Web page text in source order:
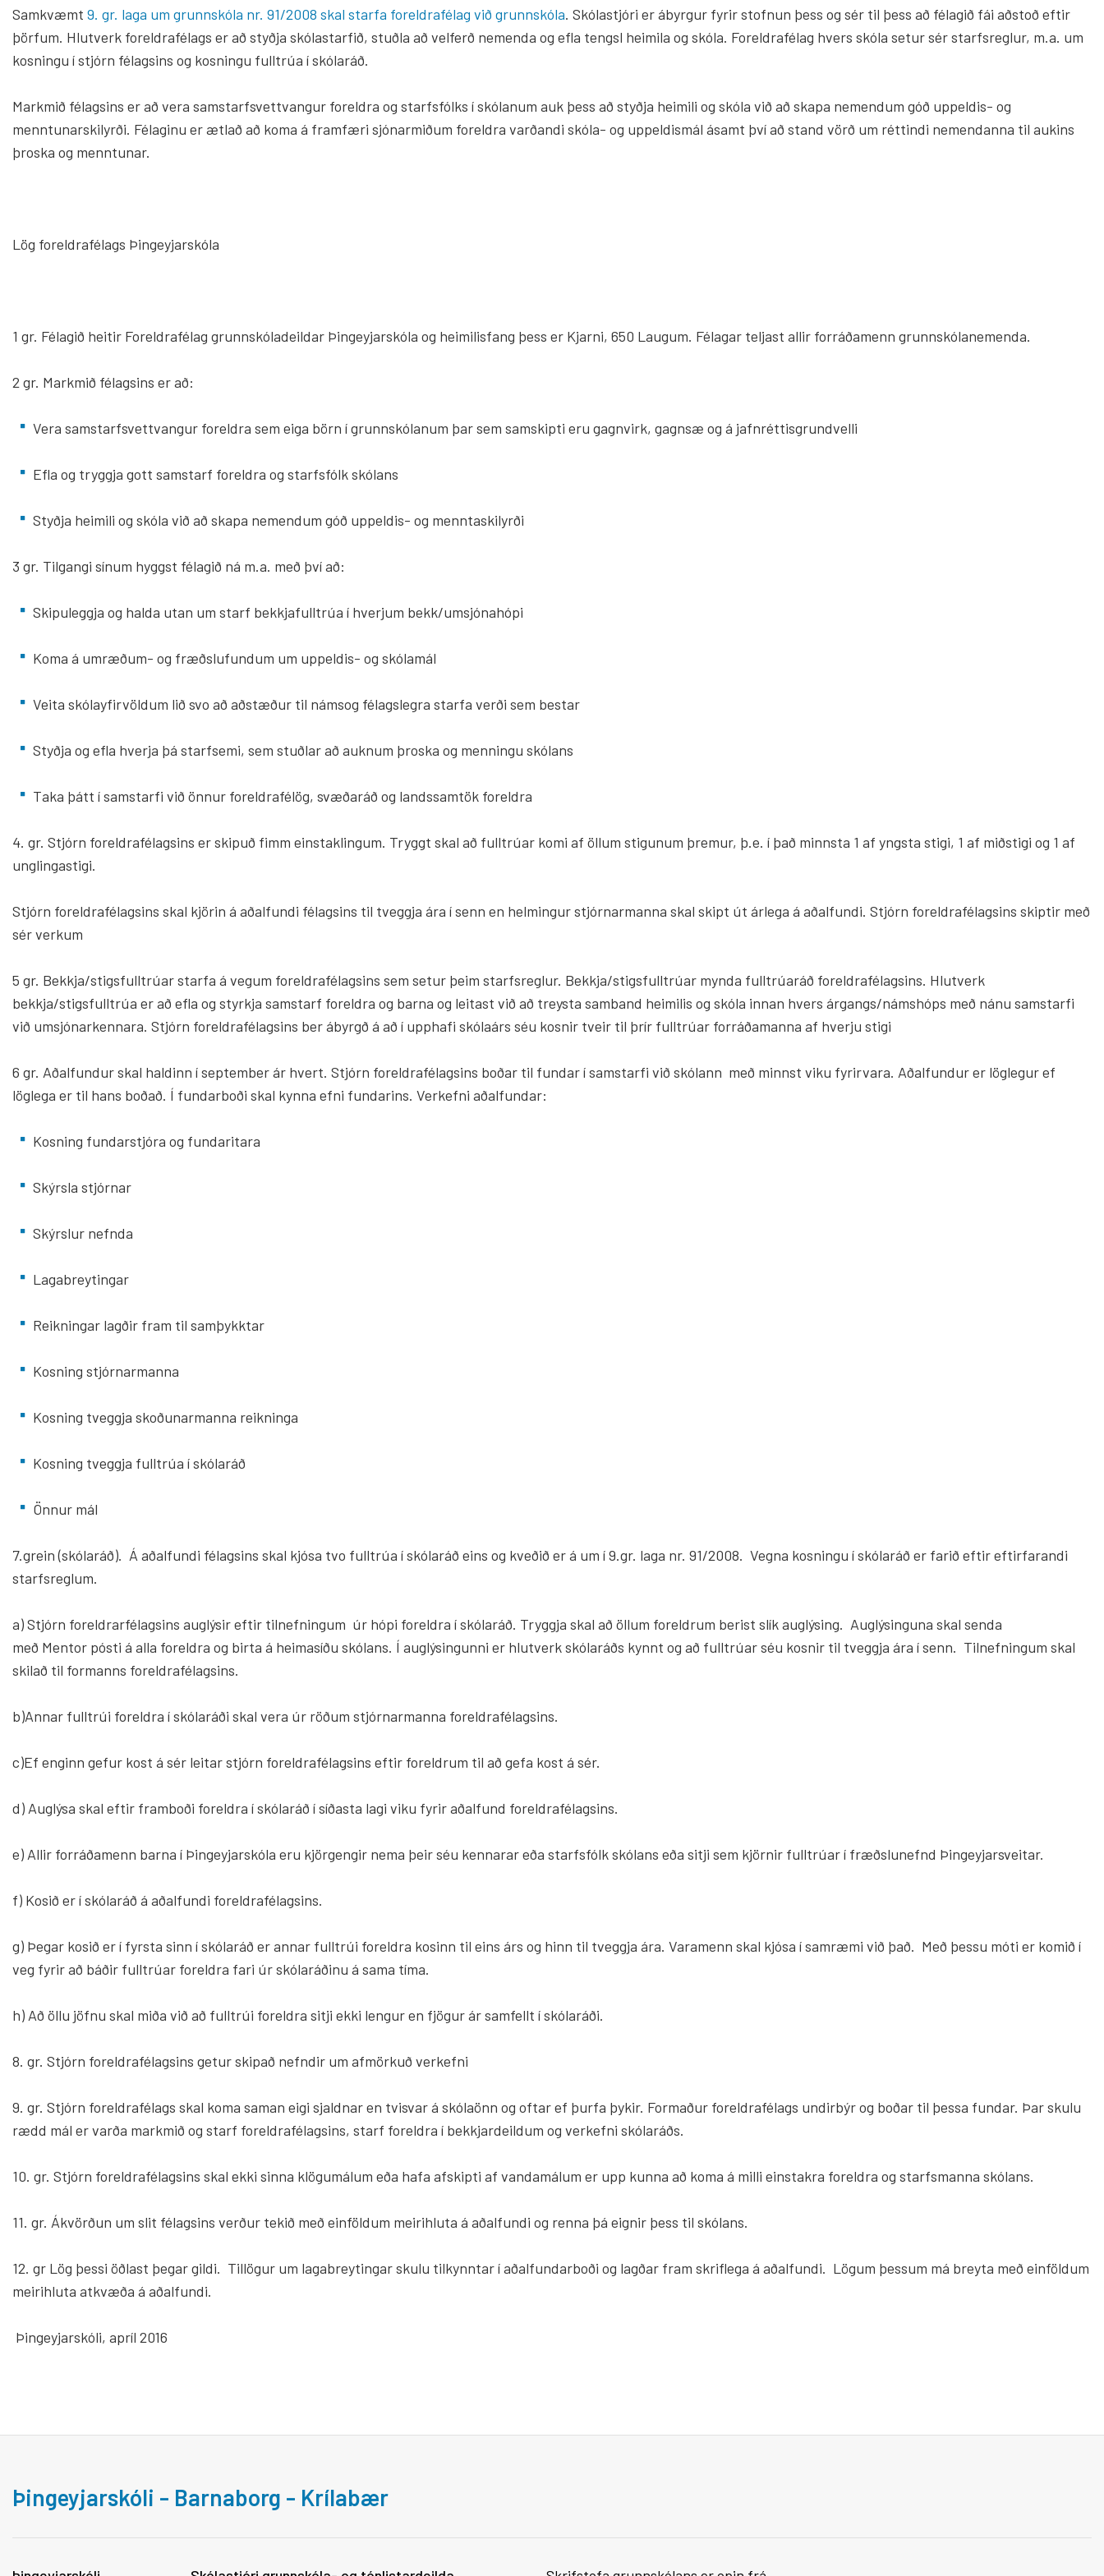
Innra og ytra mat
Foreldrafélag
Byrjendalæsi
Þróunarverkefni og samstarf
Starfslýsingar
Skólaráð
Krílabær
Barnaborg
Tónlistardeild
Samkvæmt 9. gr. laga um grunnskóla nr. 91/2008 skal starfa foreldrafélag við grunnskóla. Skólastjóri er ábyrgur fyrir stofnun þess og sér til þess að félagið fái aðstoð eftir
þörfum. Hlutverk foreldrafélags er að styðja skólastarfið, stuðla að velferð nemenda og efla tengsl heimila og skóla. Foreldrafélag hvers skóla setur sér starfsreglur, m.a. um
kosningu í stjórn félagsins og kosningu fulltrúa í skólaráð.
Markmið félagsins er að vera samstarfsvettvangur foreldra og starfsfólks í skólanum auk þess að styðja heimili og skóla við að skapa nemendum góð uppeldis- og
menntunarskilyrði. Félaginu er ætlað að koma á framfæri sjónarmiðum foreldra varðandi skóla- og uppeldismál ásamt því að stand vörð um réttindi nemendanna til aukins
þroska og menntunar.
Lög foreldrafélags Þingeyjarskóla
1 gr. Félagið heitir Foreldrafélag grunnskóladeildar Þingeyjarskóla og heimilisfang þess er Kjarni, 650 Laugum. Félagar teljast allir forráðamenn grunnskólanemenda.
2 gr. Markmið félagsins er að:
Vera samstarfsvettvangur foreldra sem eiga börn í grunnskólanum þar sem samskipti eru gagnvirk, gagnsæ og á jafnréttisgrundvelli
Efla og tryggja gott samstarf foreldra og starfsfólk skólans
Styðja heimili og skóla við að skapa nemendum góð uppeldis- og menntaskilyrði
3 gr. Tilgangi sínum hyggst félagið ná m.a. með því að:
Skipuleggja og halda utan um starf bekkjafulltrúa í hverjum bekk/umsjónahópi
Koma á umræðum- og fræðslufundum um uppeldis- og skólamál
Veita skólayfirvöldum lið svo að aðstæður til námsog félagslegra starfa verði sem bestar
Styðja og efla hverja þá starfsemi, sem stuðlar að auknum þroska og menningu skólans
Taka þátt í samstarfi við önnur foreldrafélög, svæðaráð og landssamtök foreldra
4. gr. Stjórn foreldrafélagsins er skipuð fimm einstaklingum. Tryggt skal að fulltrúar komi af öllum stigunum þremur, þ.e. í það minnsta 1 af yngsta stigi, 1 af miðstigi og 1 af
unglingastigi.
Stjórn foreldrafélagsins skal kjörin á aðalfundi félagsins til tveggja ára í senn en helmingur stjórnarmanna skal skipt út árlega á aðalfundi. Stjórn foreldrafélagsins skiptir með
sér verkum
5 gr. Bekkja/stigsfulltrúar starfa á vegum foreldrafélagsins sem setur þeim starfsreglur. Bekkja/stigsfulltrúar mynda fulltrúaráð foreldrafélagsins. Hlutverk
bekkja/stigsfulltrúa er að efla og styrkja samstarf foreldra og barna og leitast við að treysta samband heimilis og skóla innan hvers árgangs/námshóps með nánu samstarfi
við umsjónarkennara. Stjórn foreldrafélagsins ber ábyrgð á að í upphafi skólaárs séu kosnir tveir til þrír fulltrúar forráðamanna af hverju stigi
6 gr. Aðalfundur skal haldinn í september ár hvert. Stjórn foreldrafélagsins boðar til fundar í samstarfi við skólann með minnst viku fyrirvara. Aðalfundur er löglegur ef
löglega er til hans boðað. Í fundarboði skal kynna efni fundarins. Verkefni aðalfundar:
Kosning fundarstjóra og fundaritara
Skýrsla stjórnar
Skýrslur nefnda
Lagabreytingar
Reikningar lagðir fram til samþykktar
Kosning stjórnarmanna
Kosning tveggja skoðunarmanna reikninga
Kosning tveggja fulltrúa í skólaráð
Önnur mál
7.grein (skólaráð). Á aðalfundi félagsins skal kjósa tvo fulltrúa í skólaráð eins og kveðið er á um í 9.gr. laga nr. 91/2008. Vegna kosningu í skólaráð er farið eftir eftirfarandi
starfsreglum.
a) Stjórn foreldrarfélagsins auglýsir eftir tilnefningum úr hópi foreldra í skólaráð. Tryggja skal að öllum foreldrum berist slík auglýsing. Auglýsinguna skal senda
með Mentor pósti á alla foreldra og birta á heimasíðu skólans. Í auglýsingunni er hlutverk skólaráðs kynnt og að fulltrúar séu kosnir til tveggja ára í senn. Tilnefningum skal
skilað til formanns foreldrafélagsins.
b)Annar fulltrúi foreldra í skólaráði skal vera úr röðum stjórnarmanna foreldrafélagsins.
c)Ef enginn gefur kost á sér leitar stjórn foreldrafélagsins eftir foreldrum til að gefa kost á sér.
d) Auglýsa skal eftir framboði foreldra í skólaráð í síðasta lagi viku fyrir aðalfund foreldrafélagsins.
e) Allir forráðamenn barna í Þingeyjarskóla eru kjörgengir nema þeir séu kennarar eða starfsfólk skólans eða sitji sem kjörnir fulltrúar í fræðslunefnd Þingeyjarsveitar.
f) Kosið er í skólaráð á aðalfundi foreldrafélagsins.
g) Þegar kosið er í fyrsta sinn í skólaráð er annar fulltrúi foreldra kosinn til eins árs og hinn til tveggja ára. Varamenn skal kjósa í samræmi við það. Með þessu móti er komið í
veg fyrir að báðir fulltrúar foreldra fari úr skólaráðinu á sama tíma.
h) Að öllu jöfnu skal miða við að fulltrúi foreldra sitji ekki lengur en fjögur ár samfellt í skólaráði.
8. gr. Stjórn foreldrafélagsins getur skipað nefndir um afmörkuð verkefni
9. gr. Stjórn foreldrafélags skal koma saman eigi sjaldnar en tvisvar á skólaönn og oftar ef þurfa þykir. Formaður foreldrafélags undirbýr og boðar til þessa fundar. Þar skulu
rædd mál er varða markmið og starf foreldrafélagsins, starf foreldra í bekkjardeildum og verkefni skólaráðs.
10. gr. Stjórn foreldrafélagsins skal ekki sinna klögumálum eða hafa afskipti af vandamálum er upp kunna að koma á milli einstakra foreldra og starfsmanna skólans.
11. gr. Ákvörðun um slit félagsins verður tekið með einföldum meirihluta á aðalfundi og renna þá eignir þess til skólans.
12. gr Lög þessi öðlast þegar gildi. Tillögur um lagabreytingar skulu tilkynntar í aðalfundarboði og lagðar fram skriflega á aðalfundi. Lögum þessum má breyta með einföldum
meirihluta atkvæða á aðalfundi.
Þingeyjarskóli, apríl 2016
Þingeyjarskóli - Barnaborg - Krílabær